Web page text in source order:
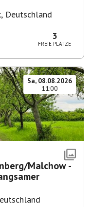
Deutschland
3
FREIE PLÄTZE
Sa, 08.08.2026
11:00
Malchow -